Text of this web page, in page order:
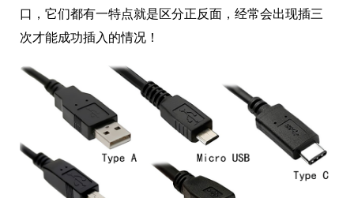
口，它们都有一特点就是区分正反面，经常会出现插三
次才能成功插入的情况！